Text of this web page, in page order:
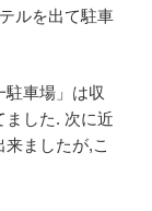
ルを出て駐車
駐車場」は収
ました. 次に近
ましたが,こ